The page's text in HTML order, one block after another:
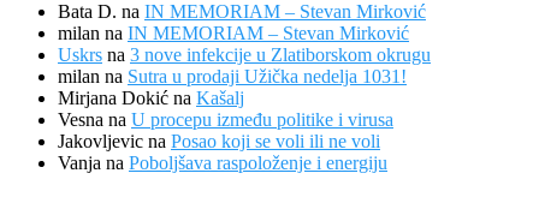
Bata D. na IN MEMORIAM – Stevan Mirković
milan na IN MEMORIAM – Stevan Mirković
Uskrs na 3 nove infekcije u Zlatiborskom okrugu
milan na Sutra u prodaji Užička nedelja 1031!
Mirjana Dokić na Kašalj
Vesna na U procepu između politike i virusa
Jakovljevic na Posao koji se voli ili ne voli
Vanja na Poboljšava raspoloženje i energiju